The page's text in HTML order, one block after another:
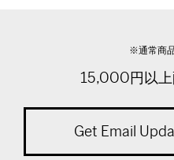
※通常商
15,000円以上
Get Email